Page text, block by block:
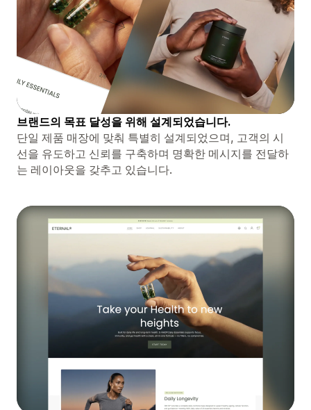
브랜드의 목표 달성을 위해 설계되었습니다.
단일 제품 매장에 맞춰 특별히 설계되었으며, 고객의 시
선을 유도하고 신뢰를 구축하며 명확한 메시지를 전달하
는 레이아웃을 갖추고 있습니다.